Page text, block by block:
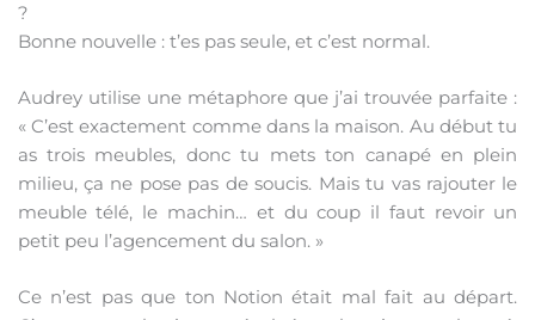
?
Bonne nouvelle : t’es pas seule, et c’est normal.
Audrey utilise une métaphore que j’ai trouvée parfaite :
« C’est exactement comme dans la maison. Au début tu
as trois meubles, donc tu mets ton canapé en plein
milieu, ça ne pose pas de soucis. Mais tu vas rajouter le
meuble télé, le machin… et du coup il faut revoir un
petit peu l’agencement du salon. »
Ce n’est pas que ton Notion était mal fait au départ.